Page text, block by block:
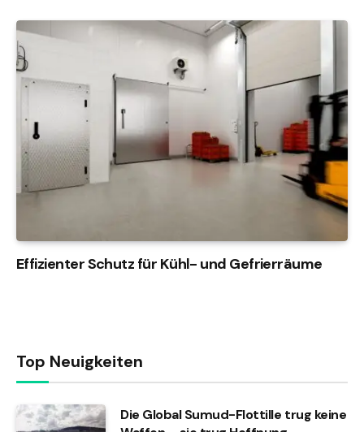
Effizienter Schutz für Kühl- und Gefrierräume
Top Neuigkeiten
Die Global Sumud-Flottille trug keine